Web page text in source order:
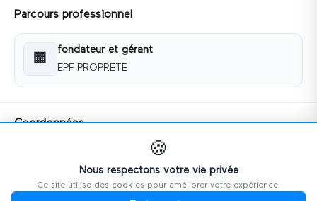
Parcours professionnel
🏢
fondateur et gérant
EPF PROPRETE
Coordonnées
0623237818
🌐 https://expertpropretefrance.fr/
🍪
Nous respectons votre vie privée
Ce site utilise des cookies pour améliorer votre expérience.